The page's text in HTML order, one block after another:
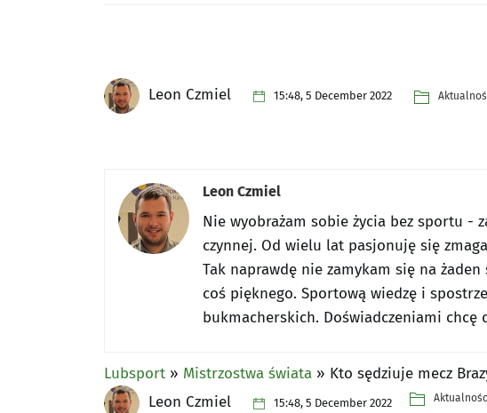
Leon Czmiel 15:48, 5 December 2022
Leon Czmiel
Nie wyobrażam sobie życia bez sportu -
czynnej. Od wielu lat pasjonuję się
Tak naprawdę nie zamykam się na
coś pięknego. Sportową wiedzę i
bukmacherskich. Doświadczeniami
Lubsport » Mistrzostwa świata » Kto sędziuje mecz
Leon Czmiel
15:48, 5 December 2022